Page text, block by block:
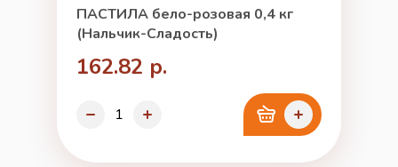
ПАСТИЛА бело-розовая 0,4 кг
(Нальчик-Сладость)
162.82 р.